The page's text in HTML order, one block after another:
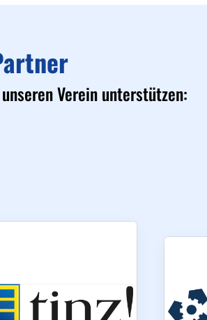
Verein unterstützen: